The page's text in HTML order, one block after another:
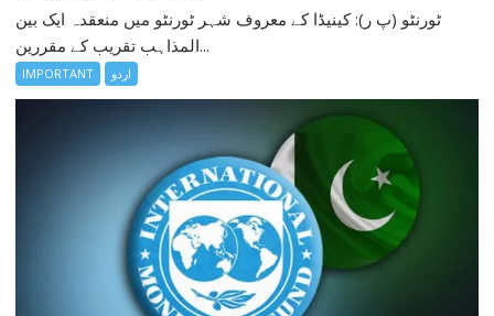
ٹورنٹو (پ ر): کینیڈا کے معروف شہر ٹورنٹو میں منعقدہ ایک بین
المذاہب تقریب کے مقررین...
IMPORTANT اردو